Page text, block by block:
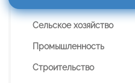
Сельское хозяйство
Промышленность
Строительство